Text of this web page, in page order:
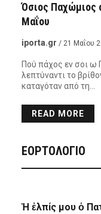
Όσιος Παχώμιος
Μαΐου
iporta.gr / 21 Μαΐου
Πού πάχος εν σοι ω
λεπτύναντι το
καταγόταν από τη…
READ MORE
ΕΟΡΤΟΛΟΓΙΟ
Ἡ ἐλπίς μου ὁ